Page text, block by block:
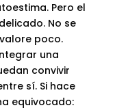
Pero el
No se
poco.
una
convivir
sí. Si hace
equivocado: